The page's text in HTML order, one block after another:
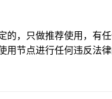
，只做推荐使用，有
用节点进行任何违反法